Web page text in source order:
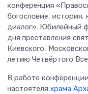
конференция
богословие, история,
диалог». Юбилейный
дня преставления
Киевского,
летию Четвёртого
В работе
настоятеля храма